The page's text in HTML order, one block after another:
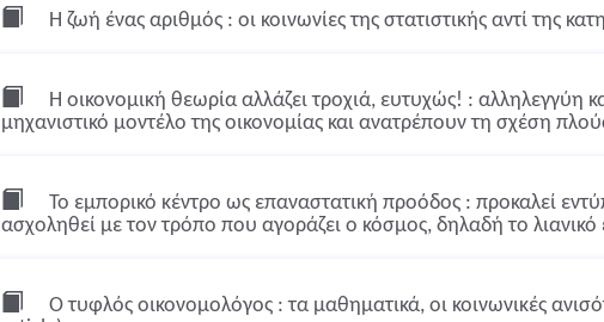
Η ζωή ένας αριθμός : οι κοινωνίες της στατιστικής αντί της
Η οικονομική θεωρία αλλάζει τροχιά, ευτυχώς! : αλληλεγγύη
μηχανιστικό μοντέλο της οικονομίας και ανατρέπουν τη σχέση
Το εμπορικό κέντρο ως επαναστατική προόδος : προκαλεί
ασχοληθεί με τον τρόπο που αγοράζει ο κόσμος, δηλαδή το
Ο τυφλός οικονομολόγος : τα μαθηματικά, οι κοινωνικές